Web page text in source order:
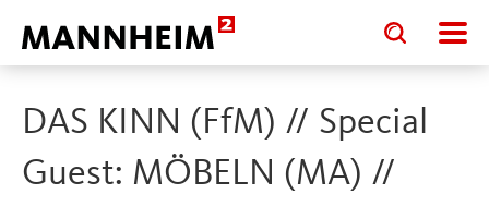
Toggle
search
input
Toggle
search
input
DAS KINN (FfM) // Special
Guest: MÖBELN (MA) //